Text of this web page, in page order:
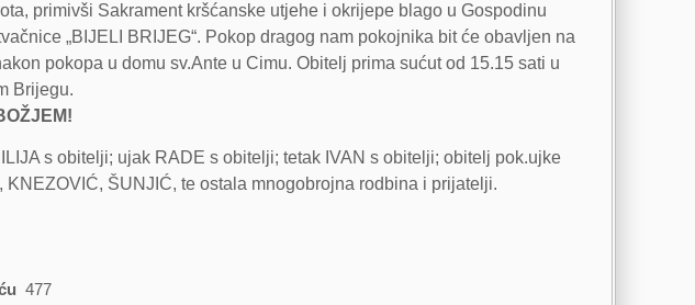
primivši Sakrament kršćanske utjehe i okrijepe blago u Gospodinu
„BIJELI BRIJEG“. Pokop dragog nam pokojnika bit će obavljen na
pokopa u domu sv.Ante u Cimu. Obitelj prima sućut od 15.15 sati u
Brijegu.
s obitelji; ujak RADE s obitelji; tetak IVAN s obitelji; obitelj pok.ujke
ŠUNJIĆ, te ostala mnogobrojna rodbina i prijatelji.
477